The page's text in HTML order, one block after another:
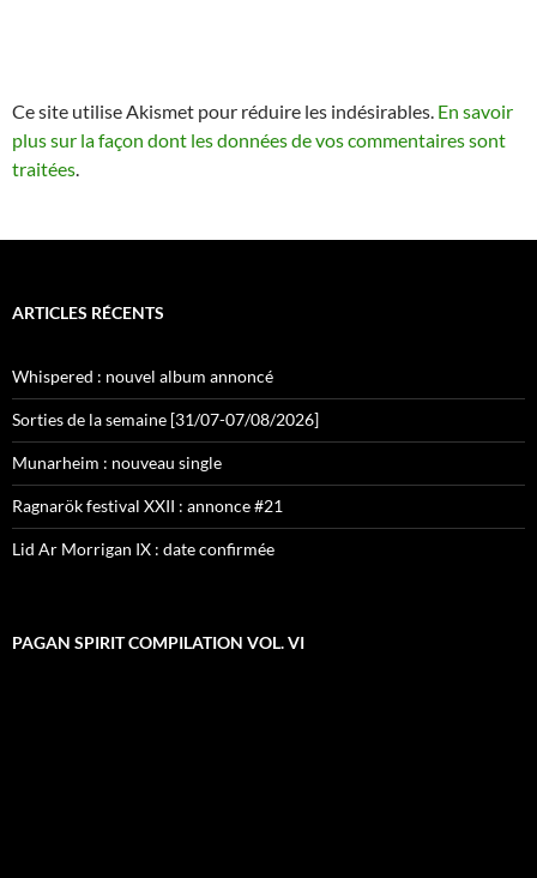
Ce site utilise Akismet pour réduire les indésirables. En savoir
plus sur la façon dont les données de vos commentaires sont
traitées.
ARTICLES RÉCENTS
Whispered : nouvel album annoncé
Sorties de la semaine [31/07-07/08/2026]
Munarheim : nouveau single
Ragnarök festival XXII : annonce #21
Lid Ar Morrigan IX : date confirmée
PAGAN SPIRIT COMPILATION VOL. VI